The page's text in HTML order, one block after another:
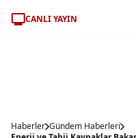
CANLI YAYIN
Haberler Gündem Haberleri